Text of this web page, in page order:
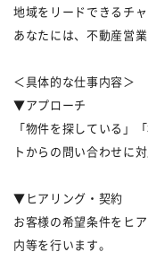
地域をリードできるチャ
あなたには、不動産営
＜具体的な仕事内容＞
▼アプローチ
「物件を探している」
トからの問い合わせに
▼ヒアリング・契約
お客様の希望条件をヒ
内等を行います。